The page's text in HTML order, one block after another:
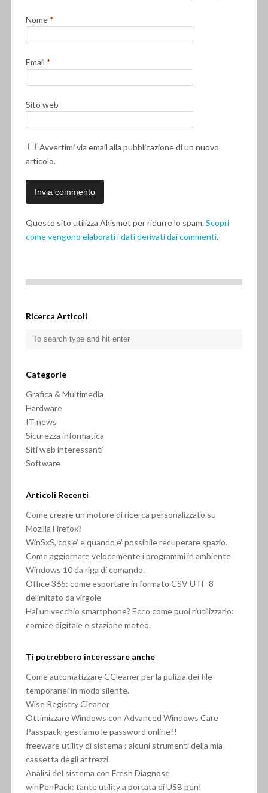
Nome *
Email *
Sito web
Avvertimi via email alla pubblicazione di un nuovo
articolo.
Questo sito utilizza Akismet per ridurre lo spam.Scopri
come vengono elaborati i dati derivati dai commenti.
Ricerca Articoli
Categorie
Grafica & Multimedia
Hardware
IT news
Sicurezza informatica
Siti web interessanti
Software
Articoli Recenti
Come creare un motore di ricerca personalizzato su
Mozilla Firefox?
WinSxS, cos’e’ e quando e’ possibile recuperare spazio.
Come aggiornare velocemente i programmi in ambiente
Windows 10 da riga di comando.
Office 365: come esportare in formato CSV UTF-8
delimitato da virgole
Hai un vecchio smartphone? Ecco come puoi riutilizzarlo:
cornice digitale e stazione meteo.
Ti potrebbero interessare anche
Come automatizzare CCleaner per la pulizia dei file
temporanei in modo silente.
Wise Registry Cleaner
Ottimizzare Windows con Advanced Windows Care
Passpack, gestiamo le password online?!
freeware utility di sistema : alcuni strumenti della mia
cassetta degli attrezzi
Analisi del sistema con Fresh Diagnose
winPenPack: tante utility a portata di USB pen!